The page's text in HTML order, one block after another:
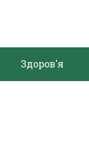
Здоров'я